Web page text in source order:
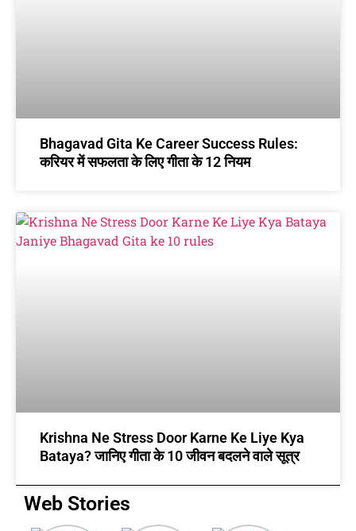
Bhagavad Gita Ke Career Success Rules:
करियर में सफलता के लिए गीता के 12 नियम
Krishna Ne Stress Door Karne Ke Liye Kya
Bataya? जानिए गीता के 10 जीवन बदलने वाले सूत्र
Web Stories